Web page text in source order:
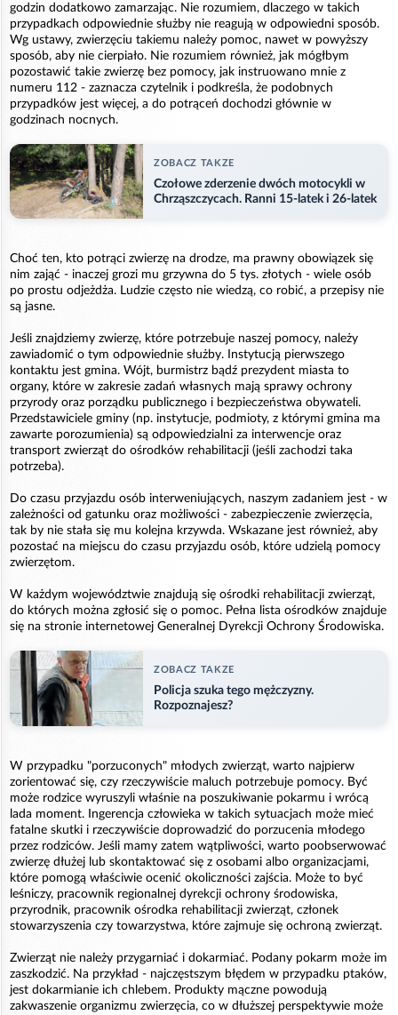
godzin dodatkowo zamarzając. Nie rozumiem, dlaczego w takich
przypadkach odpowiednie służby nie reagują w odpowiedni sposób.
Wg ustawy, zwierzęciu takiemu należy pomoc, nawet w powyższy
sposób, aby nie cierpiało. Nie rozumiem również, jak mógłbym
pozostawić takie zwierzę bez pomocy, jak instruowano mnie z
numeru 112 - zaznacza czytelnik i podkreśla, że podobnych
przypadków jest więcej, a do potrąceń dochodzi głównie w
godzinach nocnych.
ZOBACZ TAKZE
Czołowe zderzenie dwóch motocykli w
Chrząszczycach. Ranni 15-latek i 26-latek
Choć ten, kto potrąci zwierzę na drodze, ma prawny obowiązek się
nim zająć - inaczej grozi mu grzywna do 5 tys. złotych - wiele osób
po prostu odjeżdża. Ludzie często nie wiedzą, co robić, a przepisy nie
są jasne.
Jeśli znajdziemy zwierzę, które potrzebuje naszej pomocy, należy
zawiadomić o tym odpowiednie służby. Instytucją pierwszego
kontaktu jest gmina. Wójt, burmistrz bądź prezydent miasta to
organy, które w zakresie zadań własnych mają sprawy ochrony
przyrody oraz porządku publicznego i bezpieczeństwa obywateli.
Przedstawiciele gminy (np. instytucje, podmioty, z którymi gmina ma
zawarte porozumienia) są odpowiedzialni za interwencje oraz
transport zwierząt do ośrodków rehabilitacji (jeśli zachodzi taka
potrzeba).
Do czasu przyjazdu osób interweniujących, naszym zadaniem jest - w
zależności od gatunku oraz możliwości - zabezpieczenie zwierzęcia,
tak by nie stała się mu kolejna krzywda. Wskazane jest również, aby
pozostać na miejscu do czasu przyjazdu osób, które udzielą pomocy
zwierzętom.
W każdym województwie znajdują się ośrodki rehabilitacji zwierząt,
do których można zgłosić się o pomoc. Pełna lista ośrodków znajduje
się na stronie internetowej Generalnej Dyrekcji Ochrony Środowiska.
ZOBACZ TAKZE
Policja szuka tego mężczyzny.
Rozpoznajesz?
W przypadku "porzuconych" młodych zwierząt, warto najpierw
zorientować się, czy rzeczywiście maluch potrzebuje pomocy. Być
może rodzice wyruszyli właśnie na poszukiwanie pokarmu i wrócą
lada moment. Ingerencja człowieka w takich sytuacjach może mieć
fatalne skutki i rzeczywiście doprowadzić do porzucenia młodego
przez rodziców. Jeśli mamy zatem wątpliwości, warto poobserwować
zwierzę dłużej lub skontaktować się z osobami albo organizacjami,
które pomogą właściwie ocenić okoliczności zajścia. Może to być
leśniczy, pracownik regionalnej dyrekcji ochrony środowiska,
przyrodnik, pracownik ośrodka rehabilitacji zwierząt, członek
stowarzyszenia czy towarzystwa, które zajmuje się ochroną zwierząt.
Zwierząt nie należy przygarniać i dokarmiać. Podany pokarm może im
zaszkodzić. Na przykład - najczęstszym błędem w przypadku ptaków,
jest dokarmianie ich chlebem. Produkty mączne powodują
zakwaszenie organizmu zwierzęcia, co w dłuższej perspektywie może